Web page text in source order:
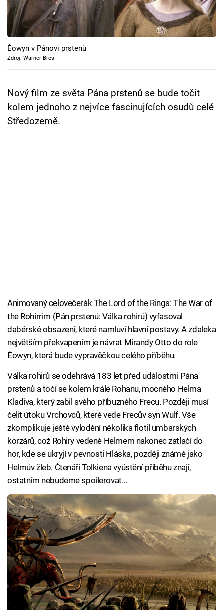
Cool Esport
Pořady
TV Program
Přihlášení
Éowyn v Pánovi prstenů
Zdroj: Warner Bros.
Nový film ze světa Pána prstenů se bude točit
kolem jednoho z nejvíce fascinujících osudů celé
Středozemě.
Animovaný celovečerák The Lord of the Rings: The War of
the Rohirrim (Pán prstenů: Válka rohirů) vyfasoval
dabérské obsazení, které namluví hlavní postavy. A zdaleka
největším překvapením je návrat Mirandy Otto do role
Éowyn, která bude vypravěčkou celého příběhu.
Válka rohirů se odehrává 183 let před událostmi Pána
prstenů a točí se kolem krále Rohanu, mocného Helma
Kladiva, který zabil svého příbuzného Frecu. Později musí
čelit útoku Vrchovců, které vede Frecův syn Wulf. Vše
zkomplikuje ještě vylodění několika flotil umbarských
korzárů, což Rohiry vedené Helmem nakonec zatlačí do
hor, kde se ukryjí v pevnosti Hláska, později známé jako
Helmův žleb. Čtenáři Tolkiena vyústění příběhu znají,
ostatním nebudeme spoilerovat...